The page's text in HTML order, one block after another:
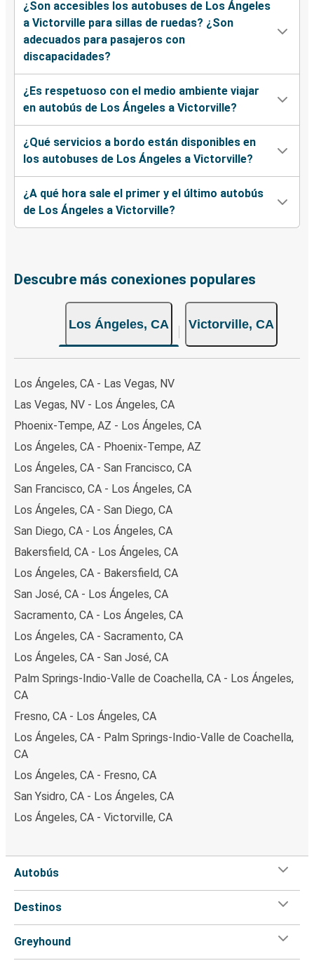
¿Son accesibles los autobuses de Los Ángeles
a Victorville para sillas de ruedas? ¿Son
adecuados para pasajeros con
discapacidades?
¿Es respetuoso con el medio ambiente viajar
en autobús de Los Ángeles a Victorville?
¿Qué servicios a bordo están disponibles en
los autobuses de Los Ángeles a Victorville?
¿A qué hora sale el primer y el último autobús
de Los Ángeles a Victorville?
Descubre más conexiones populares
Los Ángeles, CA Victorville, CA
Los Ángeles, CA - Las Vegas, NV
Las Vegas, NV - Los Ángeles, CA
Phoenix-Tempe, AZ - Los Ángeles, CA
Los Ángeles, CA - Phoenix-Tempe, AZ
Los Ángeles, CA - San Francisco, CA
San Francisco, CA - Los Ángeles, CA
Los Ángeles, CA - San Diego, CA
San Diego, CA - Los Ángeles, CA
Bakersfield, CA - Los Ángeles, CA
Los Ángeles, CA - Bakersfield, CA
San José, CA - Los Ángeles, CA
Sacramento, CA - Los Ángeles, CA
Los Ángeles, CA - Sacramento, CA
Los Ángeles, CA - San José, CA
Palm Springs-Indio-Valle de Coachella, CA - Los Ángeles,
CA
Fresno, CA - Los Ángeles, CA
Los Ángeles, CA - Palm Springs-Indio-Valle de Coachella,
CA
Los Ángeles, CA - Fresno, CA
San Ysidro, CA - Los Ángeles, CA
Los Ángeles, CA - Victorville, CA
Autobús
Destinos
Greyhound